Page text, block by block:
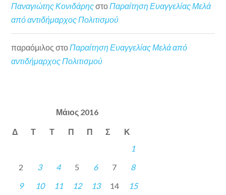
Παναγιώτης ΚονιδάρηςστοΠαραίτηση Ευαγγελίας Μελά
από αντιδήμαρχος Πολιτισμού
παραόμιλος στοΠαραίτηση Ευαγγελίας Μελά από
αντιδήμαρχος Πολιτισμού
Μάιος 2016
Δ Τ Τ Π Π Σ Κ
1
2
3 4 5 6 7
8
9
10 11 12 13 14
15